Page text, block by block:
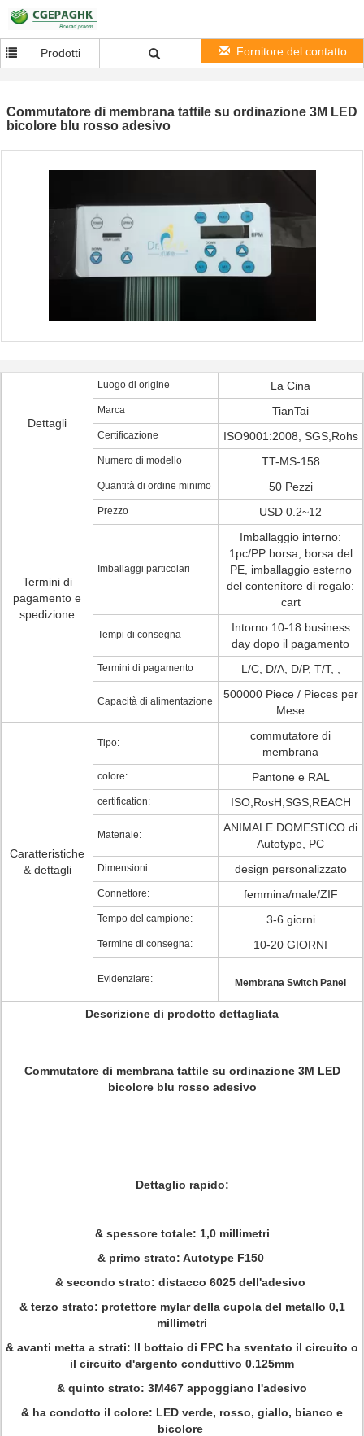
Prodotti Fornitore del contatto
Commutatore di membrana tattile su ordinazione 3M LED
bicolore blu rosso adesivo
Dettagli
Luogo di origine La Cina
Marca TianTai
Certificazione ISO9001:2008, SGS,Rohs
Numero di modello TT-MS-158
Termini di
pagamento e
spedizione
Quantità di ordine minimo 50 Pezzi
Prezzo USD 0.2~12
Imballaggi particolari
Imballaggio interno:
1pc/PP borsa, borsa del
PE, imballaggio esterno
del contenitore di regalo:
cart
Tempi di consegna
Intorno 10-18 business
day dopo il pagamento
Termini di pagamento L/C, D/A, D/P, T/T, ,
Capacità di alimentazione
500000 Piece / Pieces per
Mese
Caratteristiche
& dettagli
Tipo:
commutatore di
membrana
colore: Pantone e RAL
certification: ISO,RosH,SGS,REACH
Materiale:
ANIMALE DOMESTICO di
Autotype, PC
Dimensioni: design personalizzato
Connettore: femmina/male/ZIF
Tempo del campione: 3-6 giorni
Termine di consegna: 10-20 GIORNI
Evidenziare: Membrana Switch Panel
Descrizione di prodotto dettagliata
Commutatore di membrana tattile su ordinazione 3M LED
bicolore blu rosso adesivo
Dettaglio rapido:
& spessore totale: 1,0 millimetri
& primo strato: Autotype F150
& secondo strato: distacco 6025 dell'adesivo
& terzo strato: protettore mylar della cupola del metallo 0,1
millimetri
& avanti metta a strati: Il bottaio di FPC ha sventato il circuito o
il circuito d'argento conduttivo 0.125mm
& quinto strato: 3M467 appoggiano l'adesivo
& ha condotto il colore: LED verde, rosso, giallo, bianco e
bicolore